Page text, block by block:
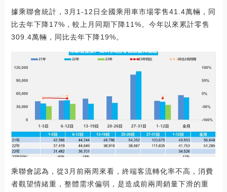
據乘聯會統計，3月1-12日全國乘用車市場零售41.4萬輛，同
比去年下降17%，較上月同期下降11%。今年以來累計零售
309.4萬輛，同比去年下降19%。
乘聯會認為，從3月前兩周來看，終端客流轉化率不高，消費
者觀望情緒重，整體需求偏弱，是造成前兩周銷量下滑的重